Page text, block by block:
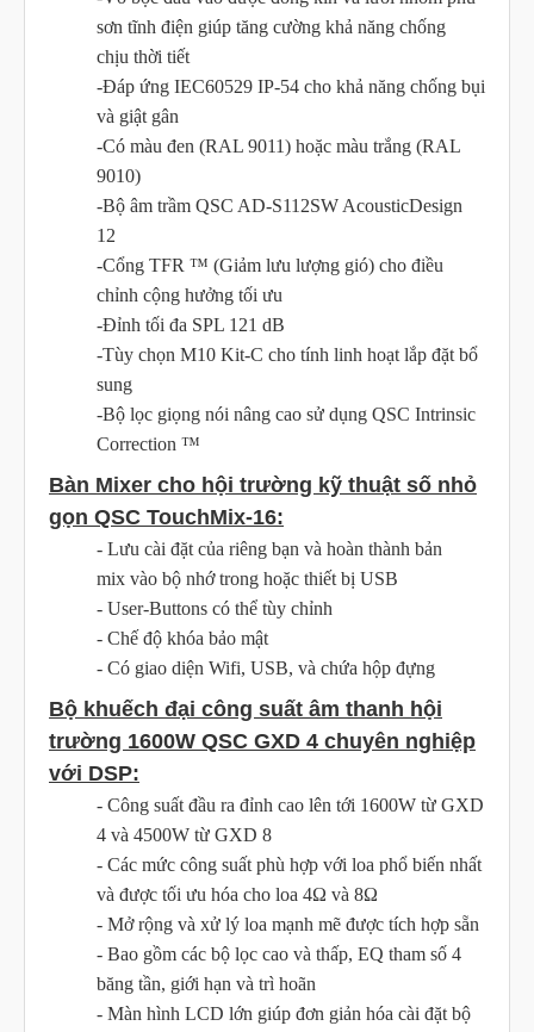
sơn tĩnh điện giúp tăng cường khả năng chống
chịu thời tiết
-Đáp ứng IEC60529 IP-54 cho khả năng chống bụi
và giật gân
-Có màu đen (RAL 9011) hoặc màu trắng (RAL
9010)
-Bộ âm trầm QSC AD-S112SW AcousticDesign
12
-Cổng TFR ™ (Giảm lưu lượng gió) cho điều
chỉnh cộng hưởng tối ưu
-Đỉnh tối đa SPL 121 dB
-Tùy chọn M10 Kit-C cho tính linh hoạt lắp đặt bổ
sung
-Bộ lọc giọng nói nâng cao sử dụng QSC Intrinsic
Correction ™
Bàn Mixer cho hội trường kỹ thuật số nhỏ
gọn QSC TouchMix-16:
- Lưu cài đặt của riêng bạn và hoàn thành bản
mix vào bộ nhớ trong hoặc thiết bị USB
- User-Buttons có thể tùy chỉnh
- Chế độ khóa bảo mật
- Có giao diện Wifi, USB, và chứa hộp đựng
Bộ khuếch đại công suất âm thanh hội
trường 1600W QSC GXD 4 chuyên nghiệp
với DSP:
- Công suất đầu ra đỉnh cao lên tới 1600W từ GXD
4 và 4500W từ GXD 8
- Các mức công suất phù hợp với loa phổ biến nhất
và được tối ưu hóa cho loa 4Ω và 8Ω
- Mở rộng và xử lý loa mạnh mẽ được tích hợp sẵn
- Bao gồm các bộ lọc cao và thấp, EQ tham số 4
băng tần, giới hạn và trì hoãn
- Màn hình LCD lớn giúp đơn giản hóa cài đặt bộ